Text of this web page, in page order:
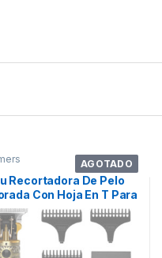
AGOTADO
Recortadora De Pelo
Con Hoja En T Para
Color Bronce